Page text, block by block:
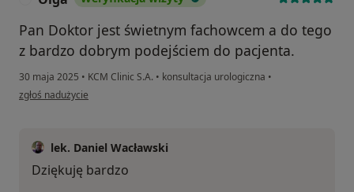
Pan Doktor jest świetnym fachowcem a do tego
z bardzo dobrym podejściem do pacjenta.
30 maja 2025 • KCM Clinic S.A. • konsultacja urologiczna •
w opinii użytkownika Olga
zgłoś nadużycie
lek. Daniel Wacławski
Dziękuję bardzo